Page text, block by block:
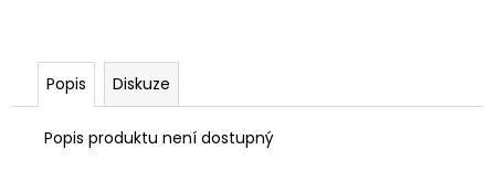
Popis Diskuze
Popis produktu není dostupný